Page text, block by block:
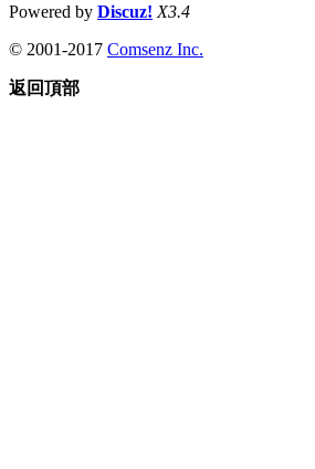
Powered by Discuz! X3.4
© 2001-2017 Comsenz Inc.
返回頂部